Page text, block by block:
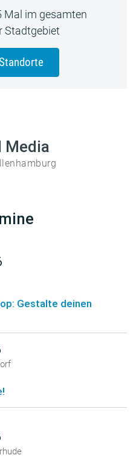
Mal im gesamten
Stadtgebiet
Media
Gestalte deinen